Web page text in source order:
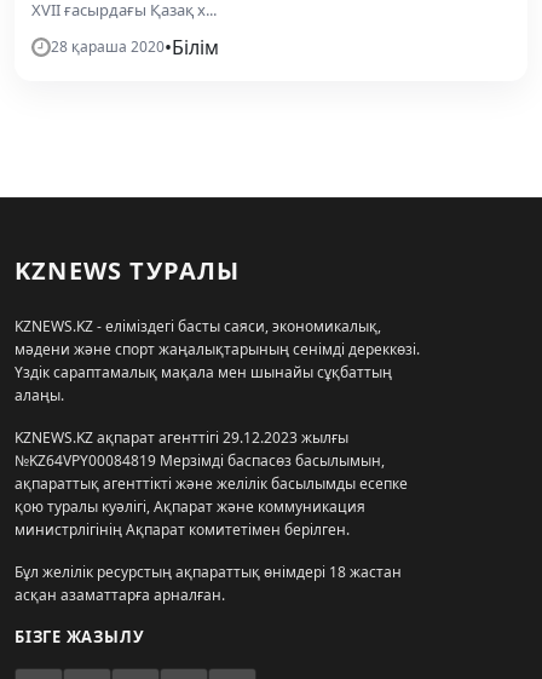
XVII ғасырдағы Қазақ х...
28 қараша 2020•Білім
KZNEWS ТУРАЛЫ
KZNEWS.KZ - еліміздегі басты саяси, экономикалық,
мәдени және спорт жаңалықтарының сенімді дереккөзі.
Үздік сараптамалық мақала мен шынайы сұқбаттың
алаңы.
KZNEWS.KZ ақпарат агенттігі 29.12.2023 жылғы
№KZ64VPY00084819 Мерзімді баспасөз басылымын,
ақпараттық агенттікті және желілік басылымды есепке
қою туралы куәлігі, Ақпарат және коммуникация
министрлігінің Ақпарат комитетімен берілген.
Бұл желілік ресурстың ақпараттық өнімдері 18 жастан
асқан азаматтарға арналған.
БІЗГЕ ЖАЗЫЛУ